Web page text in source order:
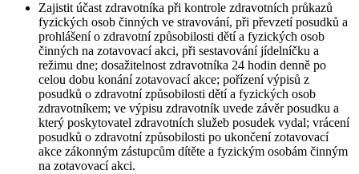
Zajistit účast zdravotníka při kontrole zdravotních průkazů
fyzických osob činných ve stravování, při převzetí posudků a
prohlášení o zdravotní způsobilosti dětí a fyzických osob
činných na zotavovací akci, při sestavování jídelníčku a
režimu dne; dosažitelnost zdravotníka 24 hodin denně po
celou dobu konání zotavovací akce; pořízení výpisů z
posudků o zdravotní způsobilosti dětí a fyzických osob
zdravotníkem; ve výpisu zdravotník uvede závěr posudku a
který poskytovatel zdravotních služeb posudek vydal; vrácení
posudků o zdravotní způsobilosti po ukončení zotavovací
akce zákonným zástupcům dítěte a fyzickým osobám činným
na zotavovací akci.